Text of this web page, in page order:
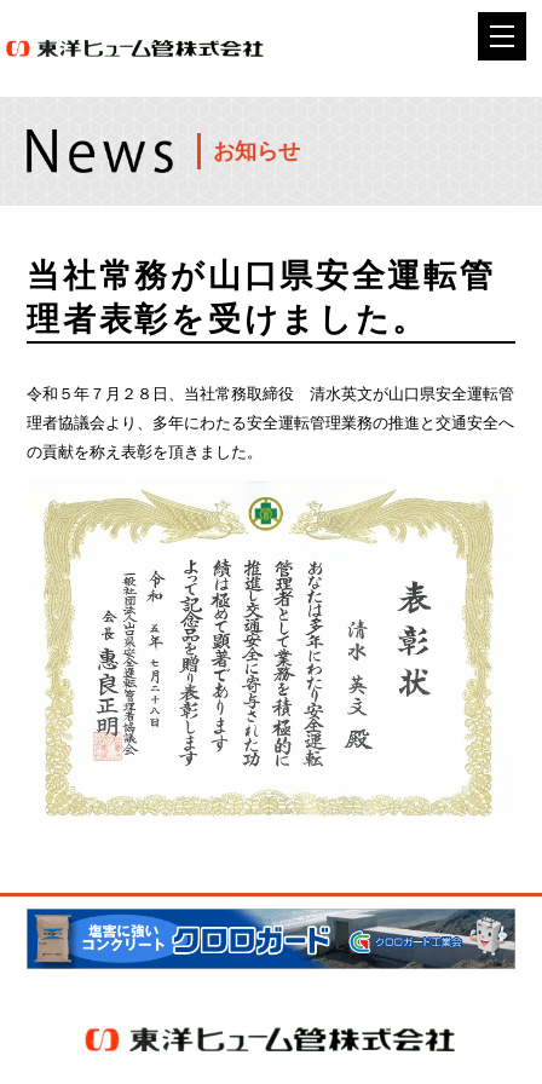
お知らせ
当社常務が山口県安全運転管
理者表彰を受けました。
令和５年７月２８日、当社常務取締役 清水英文が山口県安全運転管
理者協議会より、多年にわたる安全運転管理業務の推進と交通安全へ
の貢献を称え表彰を頂きました。